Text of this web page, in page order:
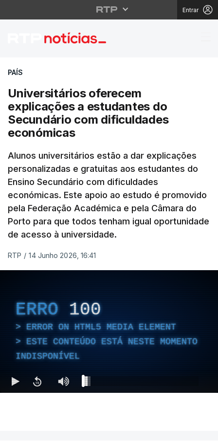
Entrar
Universitários
PAÍS
Universitários oferecem
explicações a estudantes do
Secundário com dificuldades
económicas
Alunos universitários estão a dar explicações
personalizadas e gratuitas aos estudantes do
Ensino Secundário com dificuldades
económicas. Este apoio ao estudo é promovido
pela Federação Académica e pela Câmara do
Porto para que todos tenham igual oportunidade
de acesso à universidade.
RTP / 14 Junho 2026, 16:41
ERRO 100
ERROR ON HTML5 MEDIA ELEMENT
ESTE CONTEÚDO ESTÁ NESTE MOMENTO
INDISPONÍVEL